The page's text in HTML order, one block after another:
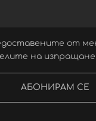
от
на
АБОНИРАМ СЕ